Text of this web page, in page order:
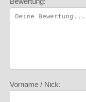
Vorname / Nick: